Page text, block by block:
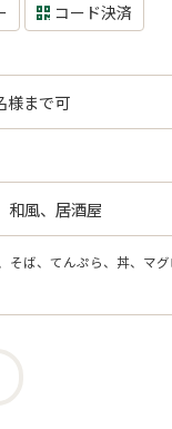
コード決済
様まで可
和風、居酒屋
ば、てんぷら、丼、マ